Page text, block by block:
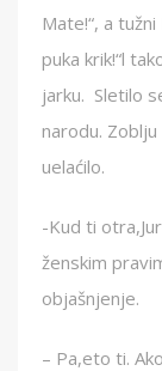
Mate!“, a
puka krik!“l
jarku. Sletilo
narodu.
uelaćilo.
-Kud ti
ženskim
objašnjenje.
– Pa,eto ti.